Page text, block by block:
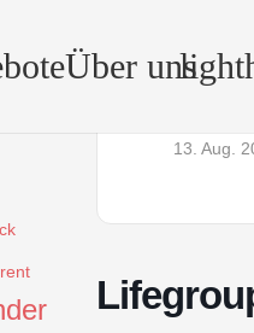
Über uns
13. Aug.